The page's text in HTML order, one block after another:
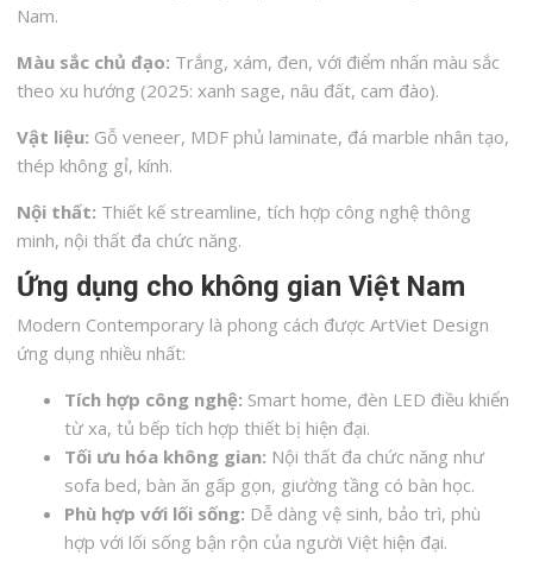
Nam.
Màu sắc chủ đạo: Trắng, xám, đen, với điểm nhấn màu sắc
theo xu hướng (2025: xanh sage, nâu đất, cam đào).
Vật liệu: Gỗ veneer, MDF phủ laminate, đá marble nhân tạo,
thép không gỉ, kính.
Nội thất: Thiết kế streamline, tích hợp công nghệ thông
minh, nội thất đa chức năng.
Ứng dụng cho không gian Việt Nam
Modern Contemporary là phong cách được ArtViet Design
ứng dụng nhiều nhất:
Tích hợp công nghệ: Smart home, đèn LED điều khiển
từ xa, tủ bếp tích hợp thiết bị hiện đại.
Tối ưu hóa không gian: Nội thất đa chức năng như
sofa bed, bàn ăn gấp gọn, giường tầng có bàn học.
Phù hợp với lối sống: Dễ dàng vệ sinh, bảo trì, phù
hợp với lối sống bận rộn của người Việt hiện đại.